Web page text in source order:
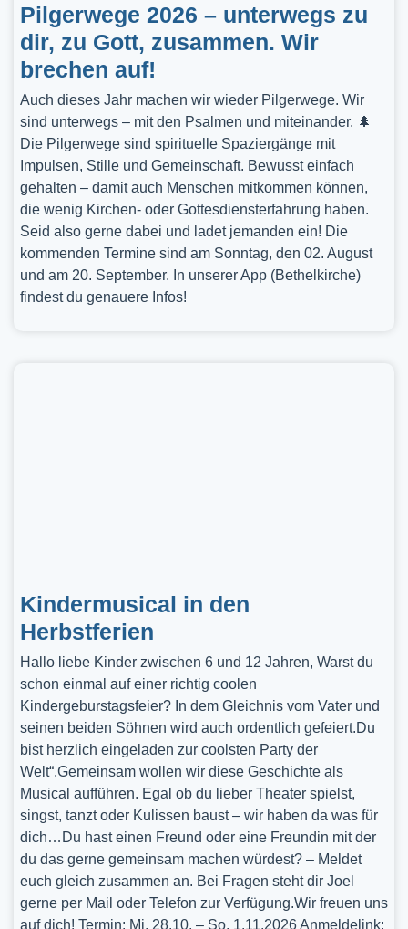
Pilgerwege 2026 – unterwegs zu
dir, zu Gott, zusammen. Wir
brechen auf!
Auch dieses Jahr machen wir wieder Pilgerwege. Wir
sind unterwegs – mit den Psalmen und miteinander. 🌲
Die Pilgerwege sind spirituelle Spaziergänge mit
Impulsen, Stille und Gemeinschaft. Bewusst einfach
gehalten – damit auch Menschen mitkommen können,
die wenig Kirchen- oder Gottesdiensterfahrung haben.
Seid also gerne dabei und ladet jemanden ein! Die
kommenden Termine sind am Sonntag, den 02. August
und am 20. September. In unserer App (Bethelkirche)
findest du genauere Infos!
Kindermusical in den
Herbstferien
Hallo liebe Kinder zwischen 6 und 12 Jahren, Warst du
schon einmal auf einer richtig coolen
Kindergeburstagsfeier? In dem Gleichnis vom Vater und
seinen beiden Söhnen wird auch ordentlich gefeiert.Du
bist herzlich eingeladen zur coolsten Party der
Welt“.Gemeinsam wollen wir diese Geschichte als
Musical aufführen. Egal ob du lieber Theater spielst,
singst, tanzt oder Kulissen baust – wir haben da was für
dich…Du hast einen Freund oder eine Freundin mit der
du das gerne gemeinsam machen würdest? – Meldet
euch gleich zusammen an. Bei Fragen steht dir Joel
gerne per Mail oder Telefon zur Verfügung.Wir freuen uns
auf dich! Termin: Mi, 28.10. – So, 1.11.2026 Anmeldelink: